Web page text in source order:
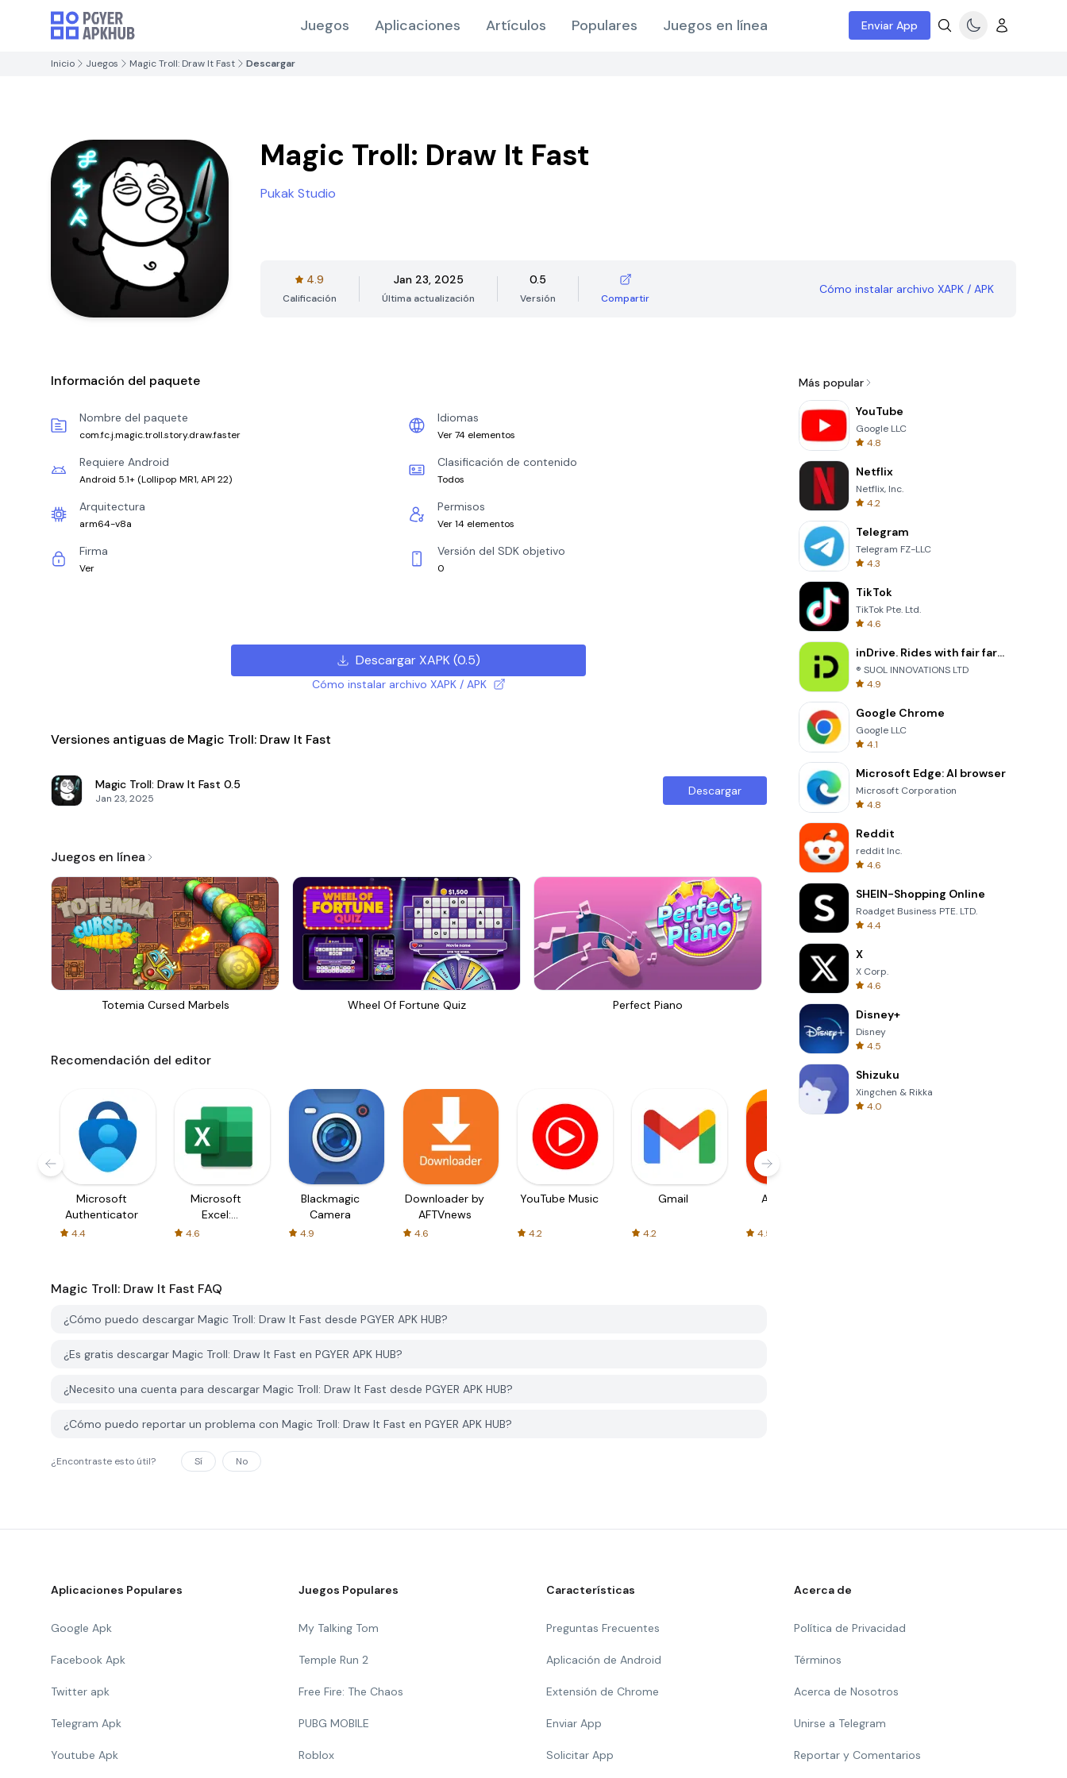
Juegos Aplicaciones Artículos Populares Juegos en línea Enviar App
Inicio Juegos Magic Troll: Draw It Fast Descargar
Magic Troll: Draw It Fast
Pukak Studio
4.9
Calificación
Jan 23, 2025
Última actualización
0.5
Versión Compartir
Cómo instalar archivo XAPK / APK
Información del paquete
Nombre del paquete
com.fc.j.magic.troll.story.draw.faster
Idiomas
Ver 74 elementos
Requiere Android
Android 5.1+ (Lollipop MR1, API 22)
Clasificación de contenido
Todos
Arquitectura
arm64-v8a
Permisos
Ver 14 elementos
Firma
Ver
Versión del SDK objetivo
0
Descargar XAPK(0.5)
Cómo instalar archivo XAPK / APK
Versiones antiguas de Magic Troll: Draw It Fast
Magic Troll: Draw It Fast 0.5
Jan 23, 2025
Descargar
Juegos en línea
Totemia Cursed Marbels Wheel Of Fortune Quiz Perfect Piano
Recomendación del editor
Microsoft
Authenticator
4.4
Microsoft
Excel:
Spreadsheets
4.6
Blackmagic
Camera
4.9
Downloader by
AFTVnews
4.6
YouTube Music
4.2
Gmail
4.2
AliExpress
4.5
Magic Troll: Draw It Fast FAQ
¿Cómo puedo descargar Magic Troll: Draw It Fast desde PGYER APK HUB?
¿Es gratis descargar Magic Troll: Draw It Fast en PGYER APK HUB?
¿Necesito una cuenta para descargar Magic Troll: Draw It Fast desde PGYER APK HUB?
¿Cómo puedo reportar un problema con Magic Troll: Draw It Fast en PGYER APK HUB?
¿Encontraste esto útil? Sí No
Más popular
YouTube
Google LLC
4.8
Netflix
Netflix, Inc.
4.2
Telegram
Telegram FZ-LLC
4.3
TikTok
TikTok Pte. Ltd.
4.6
inDrive. Rides with fair fares
® SUOL INNOVATIONS LTD
4.9
Google Chrome
Google LLC
4.1
Microsoft Edge: AI browser
Microsoft Corporation
4.8
Reddit
reddit Inc.
4.6
SHEIN-Shopping Online
Roadget Business PTE. LTD.
4.4
X
X Corp.
4.6
Disney+
Disney
4.5
Shizuku
Xingchen & Rikka
4.0
Aplicaciones Populares
Google Apk
Facebook Apk
Twitter apk
Telegram Apk
Youtube Apk
Juegos Populares
My Talking Tom
Temple Run 2
Free Fire: The Chaos
PUBG MOBILE
Roblox
Características
Preguntas Frecuentes
Aplicación de Android
Extensión de Chrome
Enviar App
Solicitar App
Acerca de
Política de Privacidad
Términos
Acerca de Nosotros
Unirse a Telegram
Reportar y Comentarios